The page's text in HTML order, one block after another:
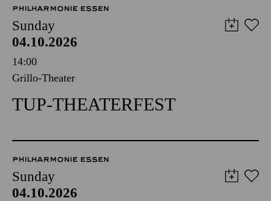
PHILHARMONIE ESSEN
Sunday
04.10.2026
14:00
Grillo-Theater
TUP-THEATERFEST
PHILHARMONIE ESSEN
Sunday
04.10.2026